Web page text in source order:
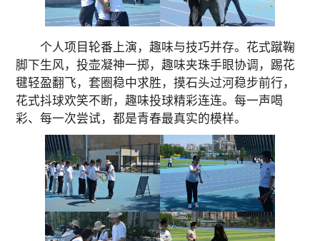
个人项目轮番上演，趣味与技巧并存。花式蹴鞠
脚下生风，投壶凝神一掷，趣味夹珠手眼协调，踢花
毽轻盈翻飞，套圈稳中求胜，摸石头过河稳步前行，
花式抖球欢笑不断，趣味投球精彩连连。每一声喝
彩、每一次尝试，都是青春最真实的模样。